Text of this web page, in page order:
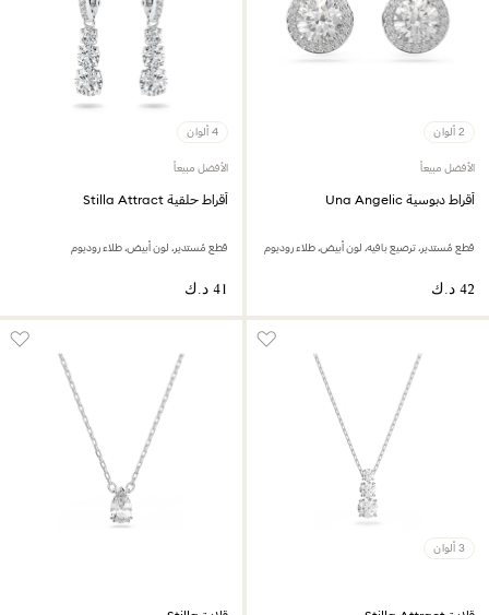
2 ألوان
الأفضل مبيعاً
أقراط دبوسية Una Angelic
قطع مُستدير، ترصيع بافيه، لون أبيض، طلاء روديوم
4 ألوان
الأفضل مبيعاً
أقراط حلقية Stilla Attract‎
قطع مُستدير، لون أبيض،‎ طلاء روديوم
3 ألوان